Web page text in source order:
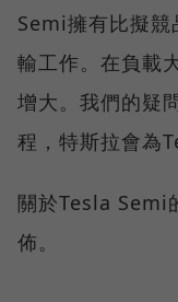
Semi擁有比擬競
輸工作。在負載
增大。我們的疑
程，特斯拉會為
關於Tesla Semi
佈。